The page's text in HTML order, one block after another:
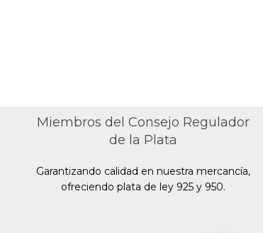
Miembros del Consejo Regulador
de la Plata
Garantizando calidad en nuestra mercancía,
ofreciendo plata de ley 925 y 950.